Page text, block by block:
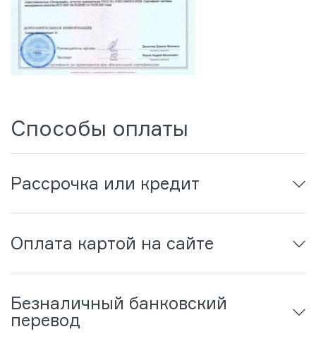
Способы оплаты
Рассрочка или кредит
Оплата картой на сайте
Безналичный банковский
перевод